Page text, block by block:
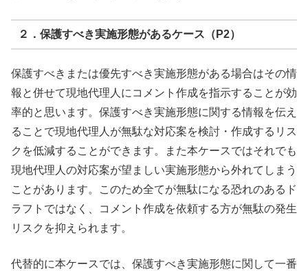
２．保護すべき実施形態があるケース（P2）
保護すべきまたは優先すべき実施形態がある場合はその情
報と併せて現地代理人にコメント作成を指示することが効
率的と思います。保護すべき実施形態に関する情報を伝え
ることで現地代理人が無駄な対応案を検討・作成するリス
クを低減することができます。また本ケースではそれでも
現地代理人の対応案が望ましい実施形態から外れてしまう
ことがあります。このため全てが無駄になる恐れのあるド
ラフトではなく、コメント作成を依頼する方が無駄の発生
リスクを抑えられます。
代替的に本ケースでは、保護すべき実施形態に関して一番